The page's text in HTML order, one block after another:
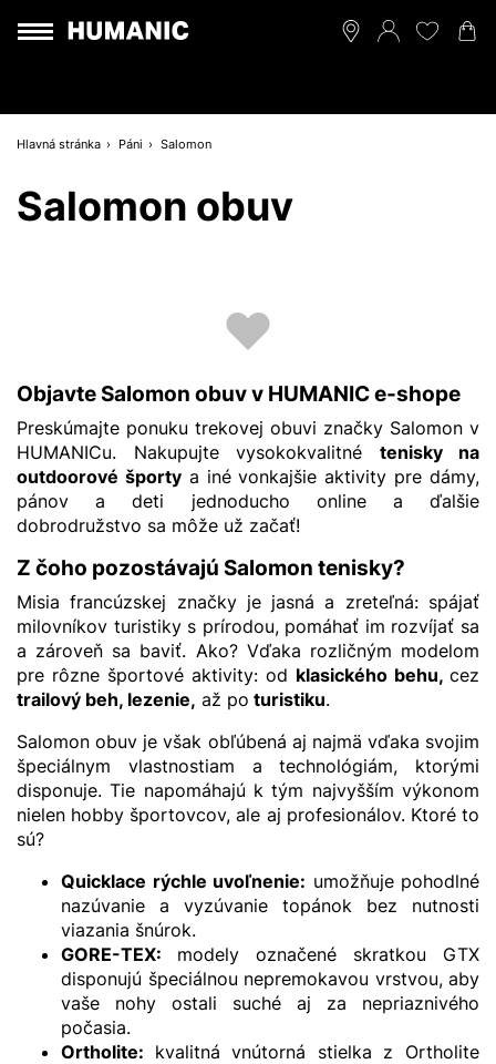
Hlavná stránka Páni Salomon
Salomon obuv
Objavte Salomon obuv v HUMANIC e-shope
Preskúmajte ponuku trekovej obuvi značky Salomon v
HUMANICu. Nakupujte vysokokvalitné tenisky na
outdoorové športya iné vonkajšie aktivity pre dámy,
pánov a deti jednoducho online a ďalšie
dobrodružstvo sa môže už začať!
Z čoho pozostávajú Salomon tenisky?
Misia francúzskej značky je jasná a zreteľná: spájať
milovníkov turistiky s prírodou, pomáhať im rozvíjať sa
a zároveň sa baviť. Ako? Vďaka rozličným modelom
pre rôzne športové aktivity: od klasického behu, cez
trailový beh, lezenie, až po turistiku.
Salomon obuv je však obľúbená aj najmä vďaka svojim
špeciálnym vlastnostiam a technológiám, ktorými
disponuje. Tie napomáhajú k tým najvyšším výkonom
nielen hobby športovcov, ale aj profesionálov. Ktoré to
sú?
Quicklace rýchle uvoľnenie: umožňuje pohodlné
nazúvanie a vyzúvanie topánok bez nutnosti
viazania šnúrok.
GORE-TEX: modely označené skratkou GTX
disponujú špeciálnou nepremokavou vrstvou, aby
vaše nohy ostali suché aj za nepriaznivého
počasia.
Ortholite: kvalitná vnútorná stielka z Ortholite